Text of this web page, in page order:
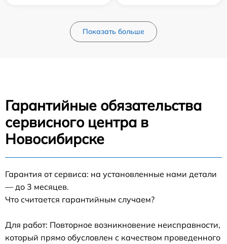
Показать больше
Гарантийные обязательства
сервисного центра в
Новосибирске
Гарантия от сервиса: на установленные нами детали
— до 3 месяцев.
Что считается гарантийным случаем?
Для работ: Повторное возникновение неисправности,
который прямо обусловлен с качеством проведенного